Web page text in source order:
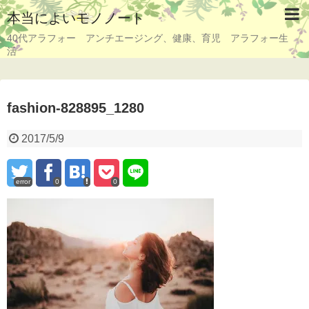
本当によいモノノート
40代アラフォー アンチエージング、健康、育児 アラフォー生
活
fashion-828895_1280
2017/5/9
error 0 0